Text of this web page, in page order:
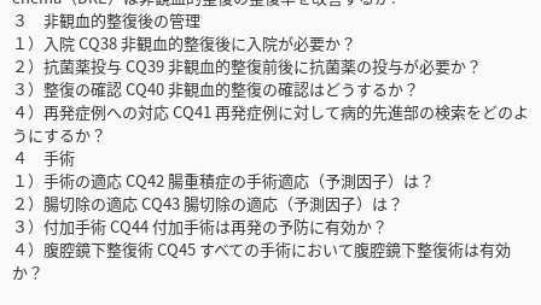
３ 非観血的整復後の管理
１）入院 CQ38 非観血的整復後に入院が必要か？
２）抗菌薬投与 CQ39 非観血的整復前後に抗菌薬の投与が必要か？
３）整復の確認 CQ40 非観血的整復の確認はどうするか？
４）再発症例への対応 CQ41 再発症例に対して病的先進部の検索をどのよ
うにするか？
４ 手術
１）手術の適応 CQ42 腸重積症の手術適応（予測因子）は？
２）腸切除の適応 CQ43 腸切除の適応（予測因子）は？
３）付加手術 CQ44 付加手術は再発の予防に有効か？
４）腹腔鏡下整復術 CQ45 すべての手術において腹腔鏡下整復術は有効
か？